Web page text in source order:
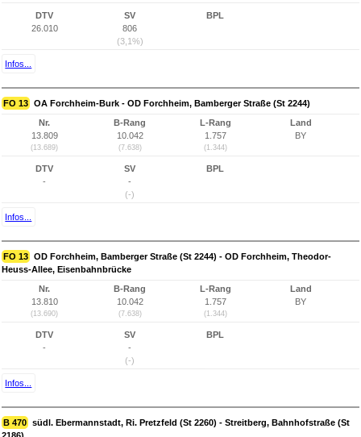
DTV
26.010
SV
806
(3,1%)
BPL
Infos...
FO 13 OA Forchheim-Burk - OD Forchheim, Bamberger Straße (St 2244)
Nr.
13.809
(13.689)
B-Rang
10.042
(7.638)
L-Rang
1.757
(1.344)
Land
BY
DTV
-
SV
-
(-)
BPL
Infos...
FO 13 OD Forchheim, Bamberger Straße (St 2244) - OD Forchheim, Theodor-
Heuss-Allee, Eisenbahnbrücke
Nr.
13.810
(13.690)
B-Rang
10.042
(7.638)
L-Rang
1.757
(1.344)
Land
BY
DTV
-
SV
-
(-)
BPL
Infos...
B 470 südl. Ebermannstadt, Ri. Pretzfeld (St 2260) - Streitberg, Bahnhofstraße (St